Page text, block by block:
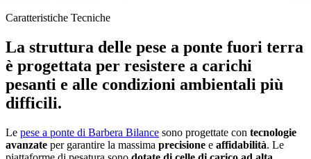
Caratteristiche Tecniche
La struttura delle pese a ponte fuori terra
è progettata per resistere a carichi
pesanti e alle condizioni ambientali più
difficili.
Le pese a ponte di Barbera Bilance sono progettate con tecnologie
avanzate per garantire la massima precisione e affidabilità. Le